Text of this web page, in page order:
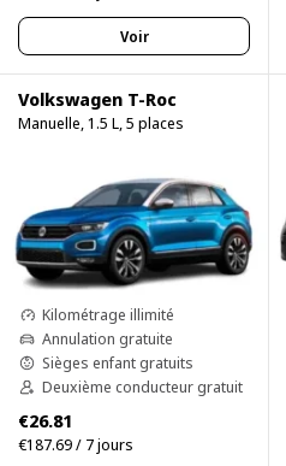
Voir
Volkswagen T-Roc
Manuelle, 1.5 L, 5 places
Kilométrage illimité
Annulation gratuite
Sièges enfant gratuits
Deuxième conducteur gratuit
€26.81
€187.69 / 7 jours